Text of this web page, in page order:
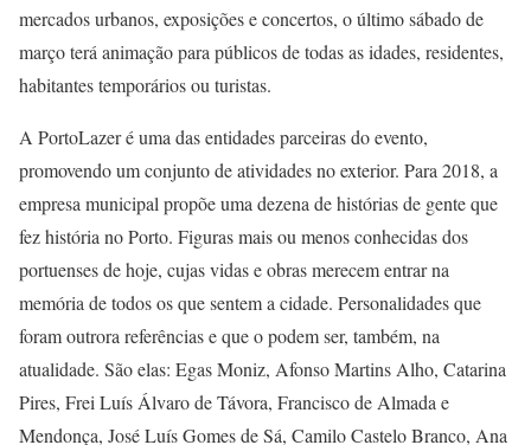
mercados urbanos, exposições e concertos, o último sábado de
março terá animação para públicos de todas as idades, residentes,
habitantes temporários ou turistas.
A PortoLazer é uma das entidades parceiras do evento,
promovendo um conjunto de atividades no exterior. Para 2018, a
empresa municipal propõe uma dezena de histórias de gente que
fez história no Porto. Figuras mais ou menos conhecidas dos
portuenses de hoje, cujas vidas e obras merecem entrar na
memória de todos os que sentem a cidade. Personalidades que
foram outrora referências e que o podem ser, também, na
atualidade. São elas: Egas Moniz, Afonso Martins Alho, Catarina
Pires, Frei Luís Álvaro de Távora, Francisco de Almada e
Mendonça, José Luís Gomes de Sá, Camilo Castelo Branco, Ana